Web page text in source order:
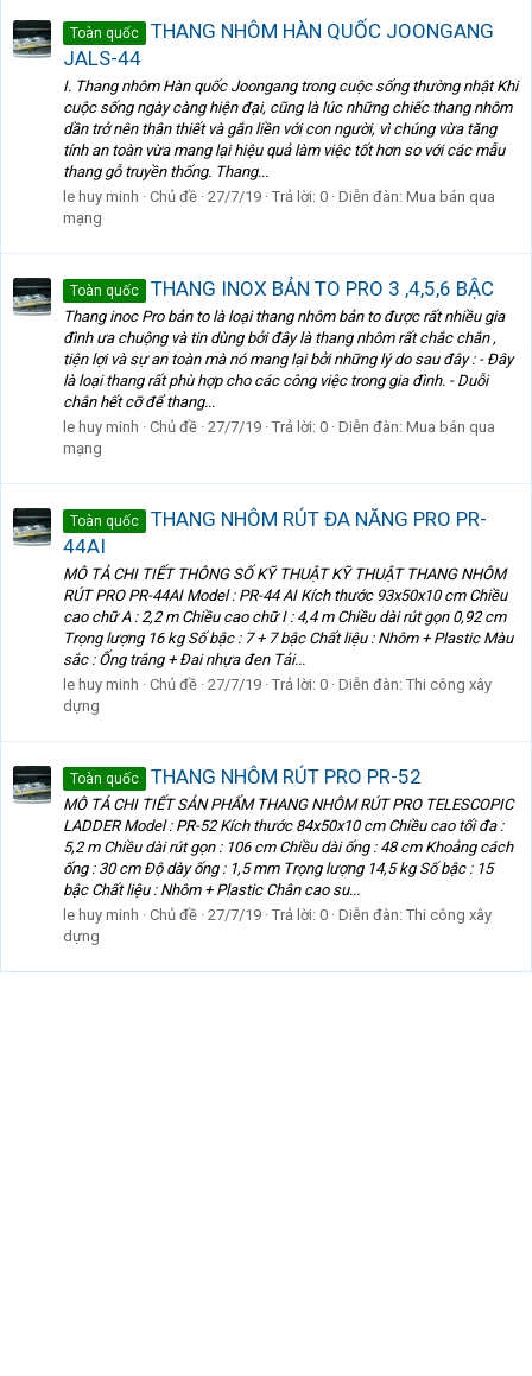
Toàn quốc
THANG NHÔM HÀN QUỐC JOONGANG
JALS-44
I. Thang nhôm Hàn quốc Joongang trong cuộc sống thường nhật Khi
cuộc sống ngày càng hiện đại, cũng là lúc những chiếc thang nhôm
dần trở nên thân thiết và gắn liền với con người, vì chúng vừa tăng
tính an toàn vừa mang lại hiệu quả làm việc tốt hơn so với các mẫu
thang gỗ truyền thống. Thang...
le huy minh
Chủ đề 27/7/19 Trả lời: 0 Diễn đàn: Mua bán qua
mạng
Toàn quốc THANG INOX BẢN TO PRO 3 ,4,5,6 BẬC
Thang inoc Pro bản to là loại thang nhôm bản to được rất nhiều gia
đình ưa chuộng và tin dùng bởi đây là thang nhôm rất chắc chắn ,
tiện lợi và sự an toàn mà nó mang lại bởi những lý do sau đây : - Đây
là loại thang rất phù hợp cho các công việc trong gia đình. - Duỗi
chân hết cỡ để thang...
le huy minh
Chủ đề 27/7/19 Trả lời: 0 Diễn đàn: Mua bán qua
mạng
Toàn quốc
THANG NHÔM RÚT ĐA NĂNG PRO PR-
44AI
MÔ TẢ CHI TIẾT THÔNG SỐ KỸ THUẬT KỸ THUẬT THANG NHÔM
RÚT PRO PR-44AI Model : PR-44 AI Kích thước 93x50x10 cm Chiều
cao chữ A : 2,2 m Chiều cao chữ I : 4,4 m Chiều dài rút gọn 0,92 cm
Trọng lượng 16 kg Số bậc : 7 + 7 bậc Chất liệu : Nhôm + Plastic Màu
sắc : Ống trắng + Đai nhựa đen Tải...
le huy minh
Chủ đề 27/7/19 Trả lời: 0 Diễn đàn: Thi công xây
dựng
Toàn quốc THANG NHÔM RÚT PRO PR-52
MÔ TẢ CHI TIẾT SẢN PHẨM THANG NHÔM RÚT PRO TELESCOPIC
LADDER Model : PR-52 Kích thước 84x50x10 cm Chiều cao tối đa :
5,2 m Chiều dài rút gọn : 106 cm Chiều dài ống : 48 cm Khoảng cách
ống : 30 cm Độ dày ống : 1,5 mm Trọng lượng 14,5 kg Số bậc : 15
bậc Chất liệu : Nhôm + Plastic Chân cao su...
le huy minh
Chủ đề 27/7/19 Trả lời: 0 Diễn đàn: Thi công xây
dựng